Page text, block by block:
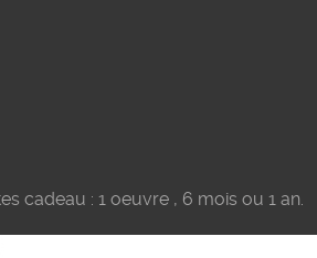
cadeau : 1 oeuvre , 6 mois ou 1 an.